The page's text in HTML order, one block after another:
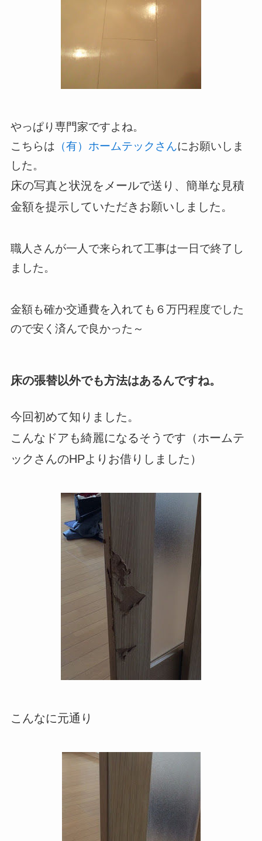
やっぱり専門家ですよね。
こちらは （有）ホームテックさんにお願いしま
した。
床の写真と状況をメールで送り、簡単な見積
金額を提示していただきお願いしました。
職人さんが一人で来られて工事は一日で終了し
ました。
金額も確か交通費を入れても６万円程度でした
ので安く済んで良かった～
床の張替以外でも方法はあるんですね。
今回初めて知りました。
こんなドアも綺麗になるそうです（ホームテ
ックさんのHPよりお借りしました）
こんなに元通り